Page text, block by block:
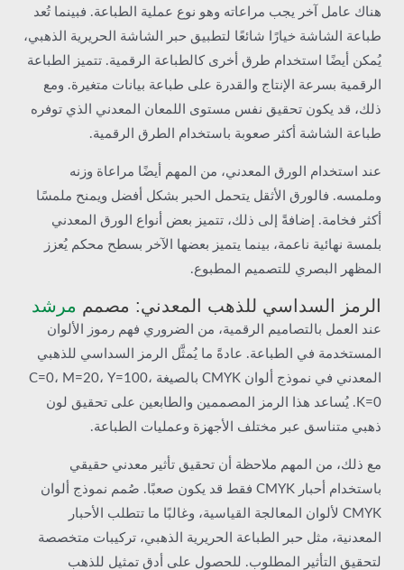
هناك عامل آخر يجب مراعاته وهو نوع عملية الطباعة. فبينما تُعد
طباعة الشاشة خيارًا شائعًا لتطبيق حبر الشاشة الحريرية الذهبي،
يُمكن أيضًا استخدام طرق أخرى كالطباعة الرقمية. تتميز الطباعة
الرقمية بسرعة الإنتاج والقدرة على طباعة بيانات متغيرة. ومع
ذلك، قد يكون تحقيق نفس مستوى اللمعان المعدني الذي توفره
طباعة الشاشة أكثر صعوبة باستخدام الطرق الرقمية.
عند استخدام الورق المعدني، من المهم أيضًا مراعاة وزنه
وملمسه. فالورق الأثقل يتحمل الحبر بشكل أفضل ويمنح ملمسًا
أكثر فخامة. إضافةً إلى ذلك، تتميز بعض أنواع الورق المعدني
بلمسة نهائية ناعمة، بينما يتميز بعضها الآخر بسطح محكم يُعزز
المظهر البصري للتصميم المطبوع.
الرمز السداسي للذهب المعدني: مصمم مرشد
عند العمل بالتصاميم الرقمية، من الضروري فهم رموز الألوان
المستخدمة في الطباعة. عادةً ما يُمثَّل الرمز السداسي للذهبي
المعدني في نموذج ألوان CMYK بالصيغة C=0، M=20، Y=100،
K=0. يُساعد هذا الرمز المصممين والطابعين على تحقيق لون
ذهبي متناسق عبر مختلف الأجهزة وعمليات الطباعة.
مع ذلك، من المهم ملاحظة أن تحقيق تأثير معدني حقيقي
باستخدام أحبار CMYK فقط قد يكون صعبًا. صُمم نموذج ألوان
CMYK لألوان المعالجة القياسية، وغالبًا ما تتطلب الأحبار
المعدنية، مثل حبر الطباعة الحريرية الذهبي، تركيبات متخصصة
لتحقيق التأثير المطلوب. للحصول على أدق تمثيل للذهب